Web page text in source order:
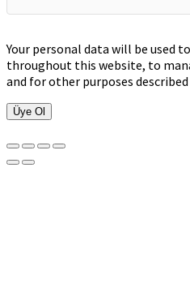
Your personal data will be used
throughout this website, to
and for other purposes
Üye Ol